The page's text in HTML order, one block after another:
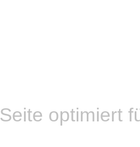
Seite optimiert